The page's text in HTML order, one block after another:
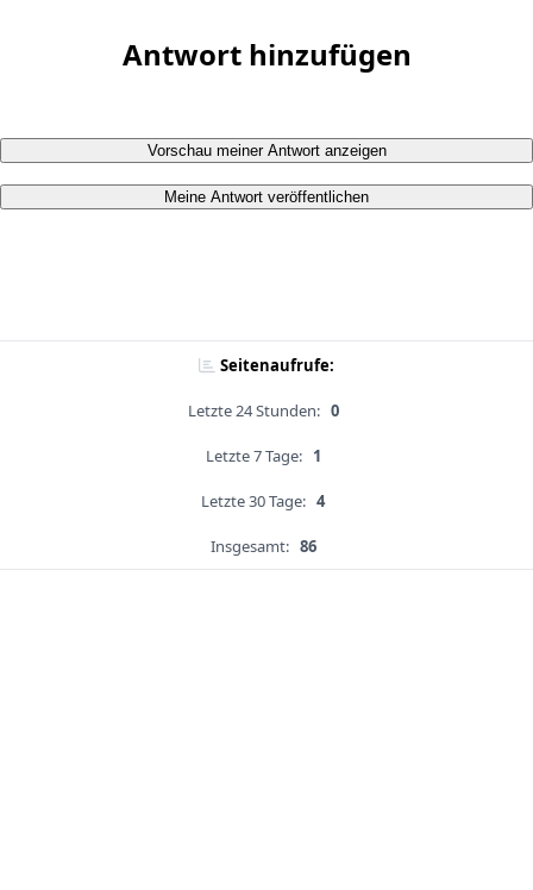
Antwort hinzufügen
Vorschau meiner Antwort anzeigen
Meine Antwort veröffentlichen
Seitenaufrufe:
Letzte 24 Stunden: 0
Letzte 7 Tage: 1
Letzte 30 Tage: 4
Insgesamt: 86